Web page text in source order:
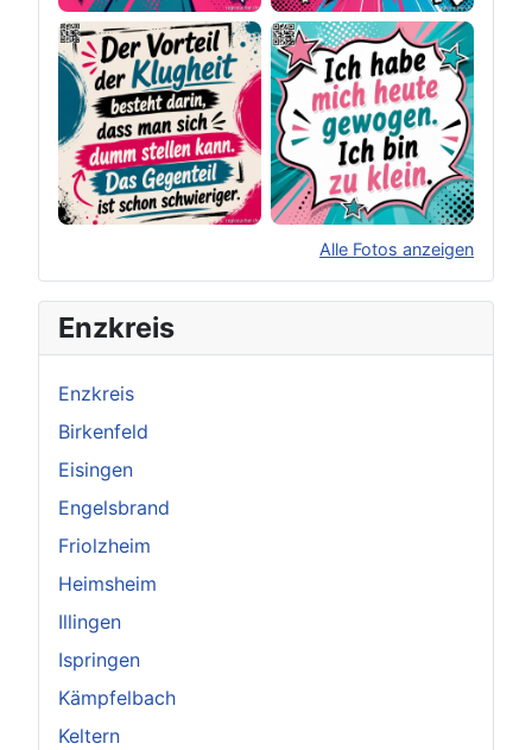
Alle Fotos anzeigen
Original herunterladen
Enzkreis
Enzkreis
Birkenfeld
Eisingen
Engelsbrand
Friolzheim
Heimsheim
Illingen
Ispringen
Kämpfelbach
Keltern